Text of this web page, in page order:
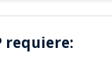
requiere: